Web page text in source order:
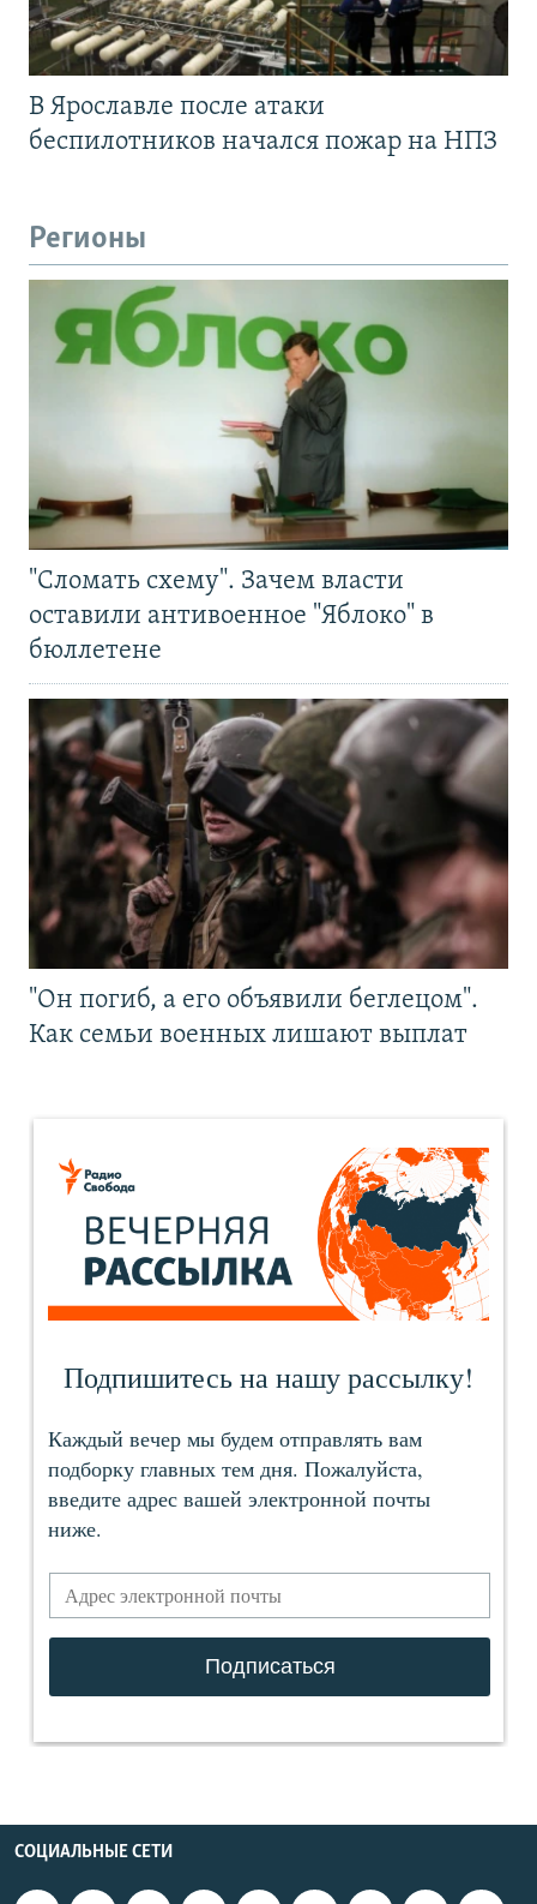
В Ярославле после атаки
беспилотников начался пожар на НПЗ
Регионы
"Сломать схему". Зачем власти
оставили антивоенное "Яблоко" в
бюллетене
"Он погиб, а его объявили беглецом".
Как семьи военных лишают выплат
СОЦИАЛЬНЫЕ СЕТИ